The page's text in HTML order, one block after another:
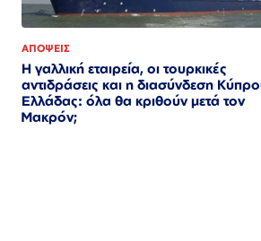
ΑΠΟΨΕΙΣ
Η γαλλική εταιρεία, οι τουρκικές
αντιδράσεις και η διασύνδεση
Ελλάδας: όλα θα κριθούν μετά τον
Μακρόν;